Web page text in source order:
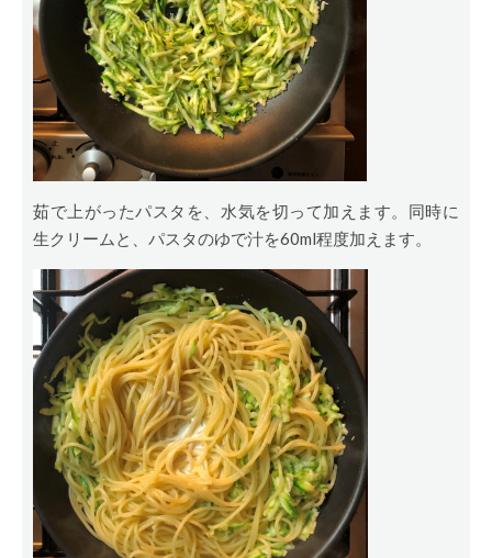
茹で上がったパスタを、水気を切って加えます。同時に
生クリームと、パスタのゆで汁を60ml程度加えます。